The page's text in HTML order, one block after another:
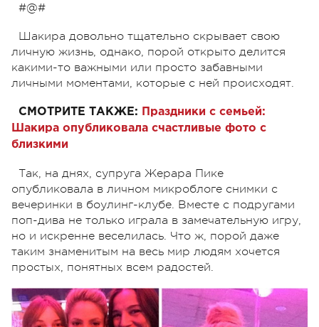
#@#
Шакира довольно тщательно скрывает свою
личную жизнь, однако, порой открыто делится
какими-то важными или просто забавными
личными моментами, которые с ней происходят.
СМОТРИТЕ ТАКЖЕ:
Праздники с семьей:
Шакира опубликовала счастливые фото с
близкими
Так, на днях, супруга Жерара Пике
опубликовала в личном микроблоге снимки с
вечеринки в боулинг-клубе. Вместе с подругами
поп-дива не только играла в замечательную игру,
но и искренне веселилась. Что ж, порой даже
таким знаменитым на весь мир людям хочется
простых, понятных всем радостей.